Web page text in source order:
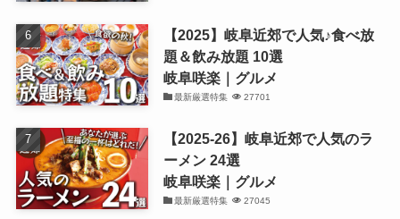
【2025】岐阜近郊で人気♪食べ放
題＆飲み放題 10選
岐阜咲楽｜グルメ
最新厳選特集 27701
【2025-26】岐阜近郊で人気のラ
ーメン 24選
岐阜咲楽｜グルメ
最新厳選特集 27045